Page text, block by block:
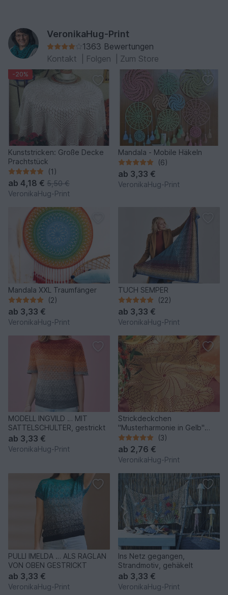
VeronikaHug-Print
1363 Bewertungen
Kontakt
Folgen Zum Store
-20%
Kunststricken: Große Decke
Prachtstück
(1)
ab 4,18 € 5,50 €
VeronikaHug-Print
Mandala - Mobile Häkeln
(6)
ab 3,33 €
VeronikaHug-Print
Mandala XXL Traumfänger
(2)
ab 3,33 €
VeronikaHug-Print
TUCH SEMPER
(22)
ab 3,33 €
VeronikaHug-Print
MODELL INGVILD … MIT
SATTELSCHULTER, gestrickt
ab 3,33 €
VeronikaHug-Print
Strickdeckchen
"Musterharmonie in Gelb"
Kunststrickdeckchen
(3)
ab 2,76 €
VeronikaHug-Print
PULLI IMELDA … ALS RAGLAN
VON OBEN GESTRICKT
ab 3,33 €
VeronikaHug-Print
Ins Netz gegangen,
Strandmotiv, gehäkelt
ab 3,33 €
VeronikaHug-Print